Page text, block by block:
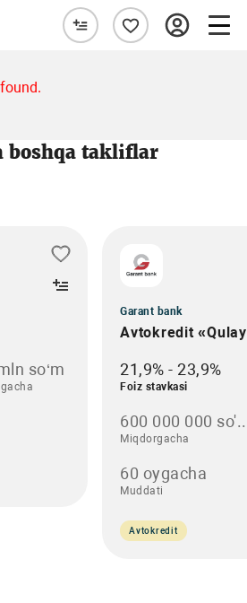
boshqa takliflar
so‘m
Garant bank
Avtokredit
21,9% - 23,9%
Foiz stavkasi
600 000 000
Miqdorgacha
60 oygacha
Muddati
Avtokredit